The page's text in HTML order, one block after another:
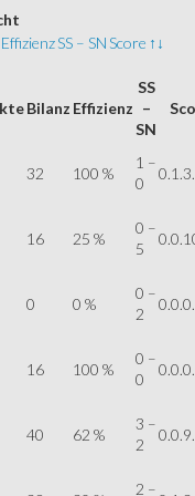
EffizienzSS – SNScore ↑↓
Bilanz Effizienz
SS
–
SN
32 100 %
1 –
0
16 25 %
0 –
5
0 0 %
0 –
2
16 100 %
0 –
0
40 62 %
3 –
2
2 –